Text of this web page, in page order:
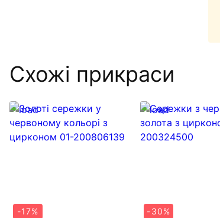
Схожі прикраси
-17%
-30%